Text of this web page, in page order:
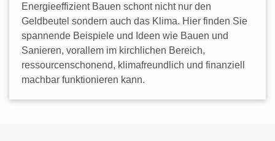
Energieeffizient Bauen schont nicht nur den
Geldbeutel sondern auch das Klima. Hier finden Sie
spannende Beispiele und Ideen wie Bauen und
Sanieren, vorallem im kirchlichen Bereich,
ressourcenschonend, klimafreundlich und finanziell
machbar funktionieren kann.